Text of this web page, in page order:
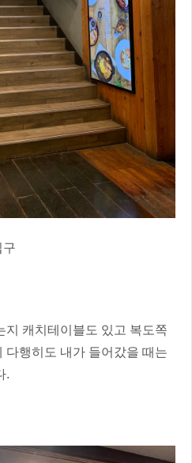
구
지 캐치테이블도 있고 복도쪽
다행히도 내가 들어갔을 때는
.